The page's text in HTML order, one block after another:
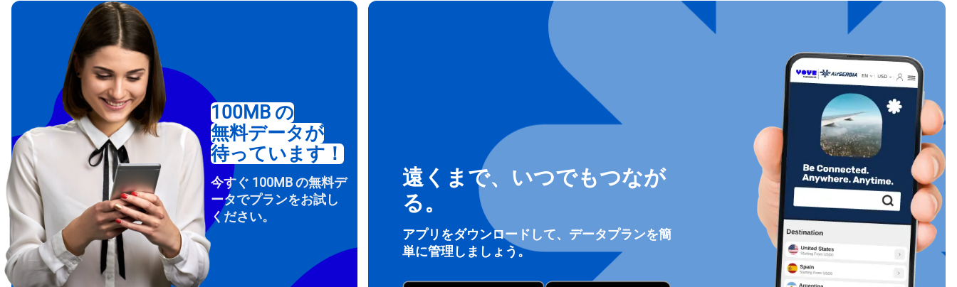
ポップアップを閉じる
How do I get my eSim?
To get your eSIM, start by checking if your device supports eSIM technology.
100MB の
無料データが
待っています！
今すぐ 100MB の無料デ
ータでプランをお試し
ください。
遠くまで、いつでもつなが
る。
アプリをダウンロードして、データプランを簡
単に管理しましょう。
ログインまたは登録
アカウントにログインするか、数秒でアカウントを作成してください。